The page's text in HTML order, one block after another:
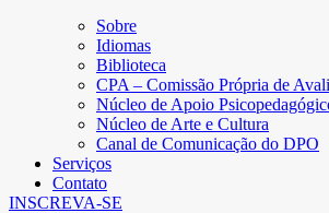
Sobre
Idiomas
Biblioteca
CPA – Comissão Própria de
Núcleo de Apoio
Núcleo de Arte e Cultura
Canal de Comunicação do DPO
Serviços
Contato
INSCREVA-SE